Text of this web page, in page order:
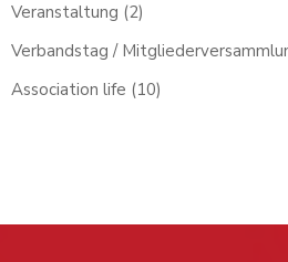
Veranstaltung (2)
Verbandstag /
Association life (10)